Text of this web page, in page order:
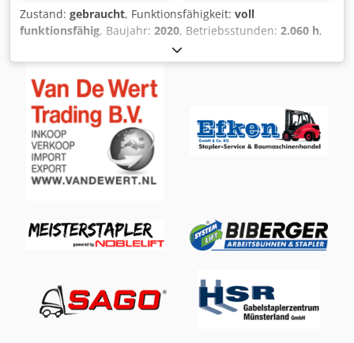
Zustand: gebraucht, Funktionsfähigkeit: voll
funktionsfähig, Baujahr: 2020, Betriebsstunden: 2.060 h,
, Hubhöhe:122 mm
elektrisch, Leergewicht:386 kg, Gesamtlänge:1.636 mm,
Antriebsart:Elektro, Baubreite:
Lastschwerpunkt: 575 Zustand Technisch: sehr gut Batterie
Volt: 24V Batterie Ah: 110Ah Crodpezhyd Nefx Aiijf Batterie
Hersteller: Jungheinrich Batterie Typ: Lithium-Ionen
Batterie Baujahr: 2020 Beschreibung: Durchsicht und UVV
neu Mini Display, Zugang per Zahlencode (CAN-Code),
Einfachlastrollen, integriertes Ladegerät